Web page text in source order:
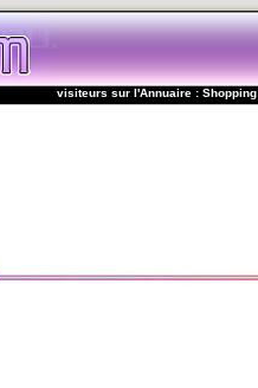
visiteurs sur l'Annuaire : Shopping